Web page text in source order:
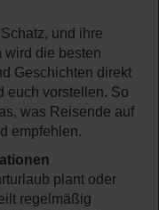
und ihre
wird die besten
Geschichten direkt
euch vorstellen. So
was Reisende auf
empfehlen.
plant oder
regelmäßig